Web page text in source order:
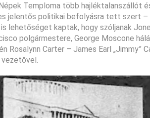
Temploma több hajléktalanszállót
jelentős politikai befolyásra tett szert –
lehetőséget kaptak, hogy szóljanak
polgármestere, George Moscone
Rosalynn Carter – James Earl „Jimmy”